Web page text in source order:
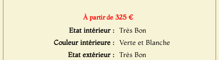
À partir de 325 €
Etat intérieur : Très Bon
Couleur intérieure : Verte et Blanche
Etat extérieur : Très Bon